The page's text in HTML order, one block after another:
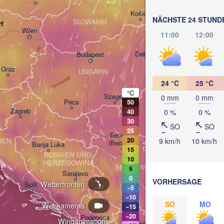
NÄCHSTE 24
11:00
12:00
24 °C
0 mm
0 %
SO
9 km/h
25 °C
0 mm
0 %
SO
10 km/h
VORHERSAGE
SO MO
Windanimation:
Webkameras
Wetterfronten
Wien
Budapest
Београд
(Beograd)
Zagreb
Debrecen
Ниш
Sarajevo
Košice
Podgorica
Split
Szeged
Banja Luka
Pécs
Graz UNGARN
SERBIEN
BOSNIEN UND
HERZEGOWINA
SLOWAKEI
Sibiu
Cluj-Napoca
T
°C
50
40
30
25
20
15
10
5
0
−5
−10
−15
−20